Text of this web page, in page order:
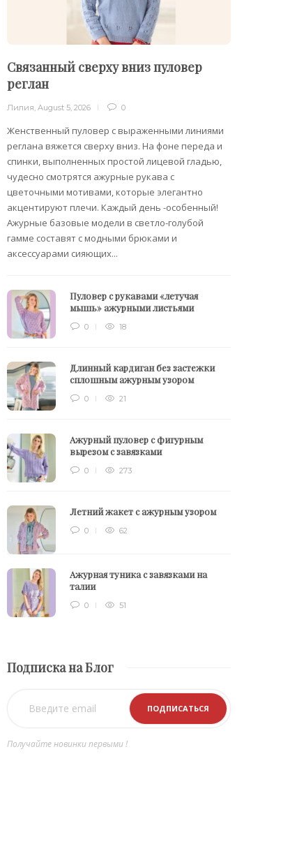
Связанный сверху вниз пуловер
реглан
Лилия ,August 5, 2026 0
Женственный пуловер с выраженными линиями
реглана вяжется сверху вниз. На фоне переда и
спинки, выполненных простой лицевой гладью,
чудесно смотрятся ажурные рукава с
цветочными мотивами, которые элегантно
акцентируют плечи. Каждый день -особенный!
Ажурные базовые модели в светло-голубой
гамме составят с модными брюками и
аксессуарами сияющих...
Пуловер с рукавами «летучая
мышь» ажурными листьями
0 18
Длинный кардиган без застежки
сплошным ажурным узором
0 21
Ажурный пуловер с фигурным
вырезом с завязками
0 273
Летний жакет с ажурным узором
0 62
Ажурная туника с завязками на
талии
0 51
Подписка на Блог
Получайте новинки первыми !